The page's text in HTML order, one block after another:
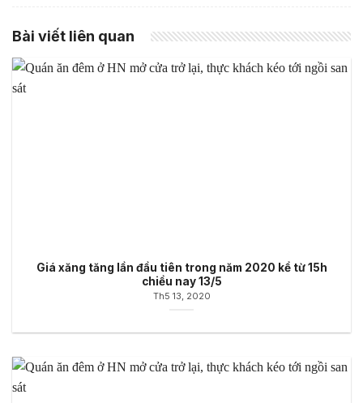
Bài viết liên quan
Giá xăng tăng lần đầu tiên trong năm 2020 kể từ 15h
chiều nay 13/5
Th5 13, 2020